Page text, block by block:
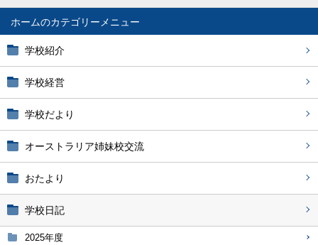
ホーム
学校紹介
学校経営
学校だより
オーストラリア姉妹校交流
おたより
学校日記
2025年度